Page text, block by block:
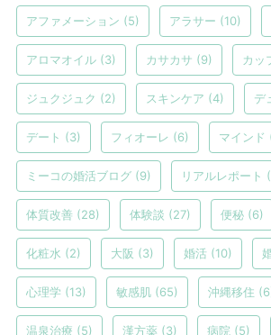
アファメーション (5) アラサー (10)
アロマオイル (3) カサカサ (9) カッ
ジュクジュク (2) スキンケア (4) デ
デート (3) フィオーレ (6) マインド
ミーコの婚活ブログ (9) リアルレポート
体質改善 (28) 体験談 (27) 便秘 (6)
化粧水 (2) 大阪 (3) 婚活 (10)
心理学 (13) 敏感肌 (65) 沖縄移住
温泉治療 (5) 漢方薬 (3) 病院 (5)